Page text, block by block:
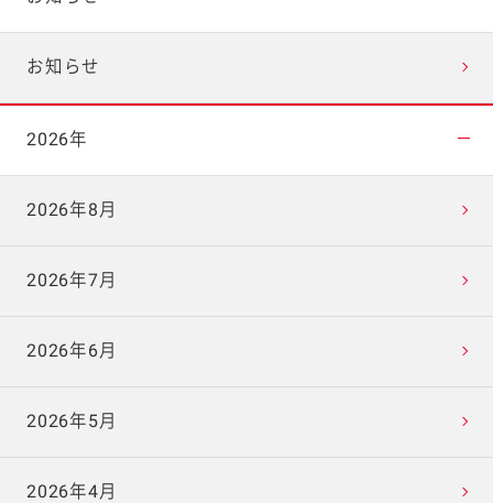
お知らせ
2026年
2026年8月
2026年7月
2026年6月
2026年5月
2026年4月